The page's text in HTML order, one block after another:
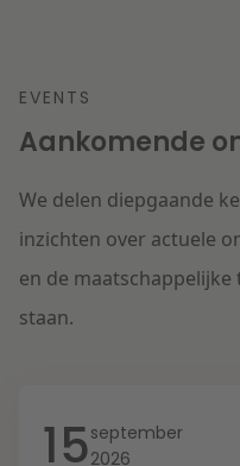
EVENTS
Aankomende
We delen diepgaande
inzichten over actuele
en de
staan.
15september
2026